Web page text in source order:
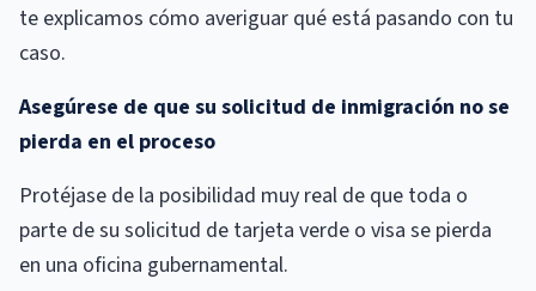
te explicamos cómo averiguar qué está pasando con tu
caso.
Asegúrese de que su solicitud de inmigración no se
pierda en el proceso
Protéjase de la posibilidad muy real de que toda o
parte de su solicitud de tarjeta verde o visa se pierda
en una oficina gubernamental.